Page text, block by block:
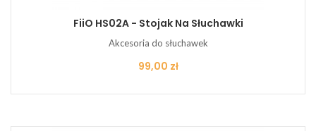
FiiO HS02A - Stojak Na Słuchawki
Akcesoria do słuchawek
Cena
99,00 zł